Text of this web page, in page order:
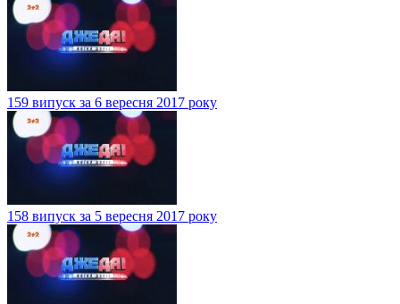
159 випуск за 6 вересня 2017 року
158 випуск за 5 вересня 2017 року